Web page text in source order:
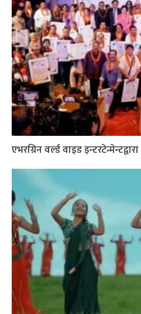
एभरग्रिन वर्ल्ड वाइड